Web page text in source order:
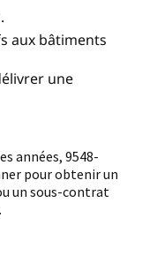
aux bâtiments
une
années, 9548-
pour obtenir un
un sous-contrat